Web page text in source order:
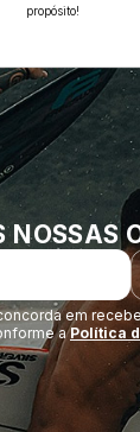
propósito!
NOSSAS
em
aPolítica